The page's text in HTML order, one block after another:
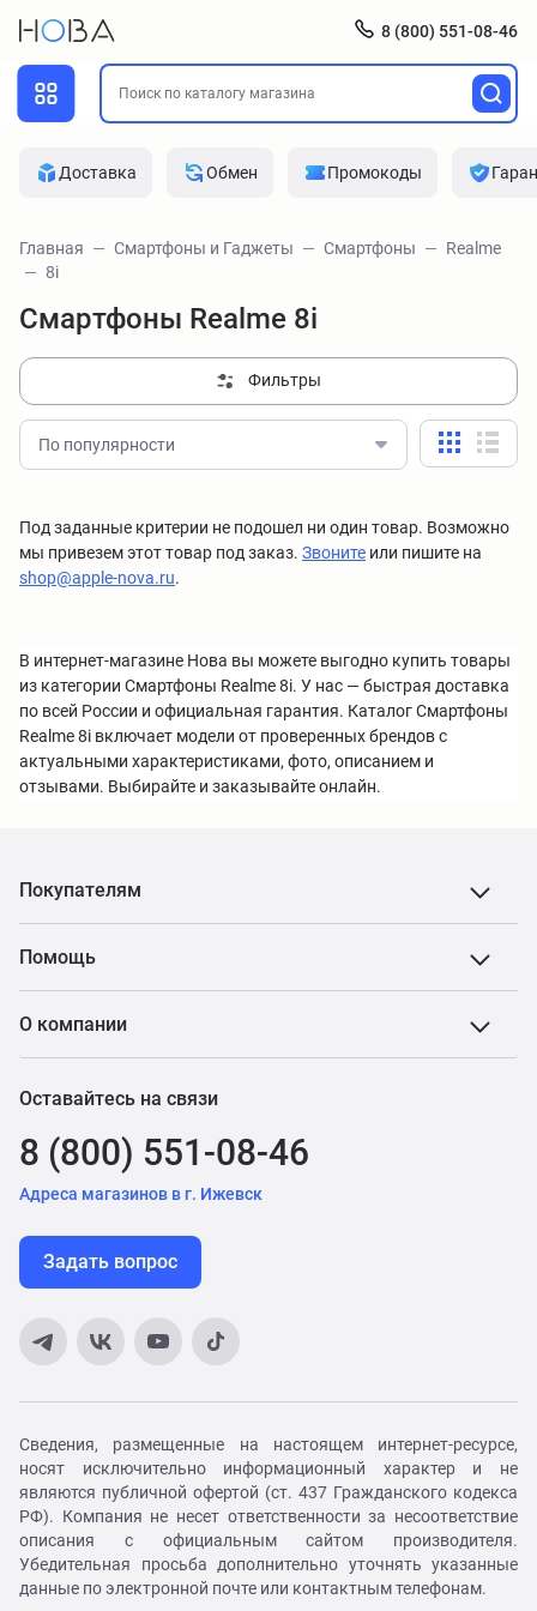
8 (800) 551-08-46
Доставка Обмен Промокоды
Главная Смартфоны и Гаджеты Смартфоны
Realme
8i
Смартфоны Realme 8i
Фильтры
По популярности
Под заданные критерии не подошел ни один товар. Возможно
мы привезем этот товар под заказ. Звоните или пишите на
shop@apple-nova.ru.
В интернет-магазине Нова вы можете выгодно купить товары
из категории Смартфоны Realme 8i. У нас — быстрая доставка
по всей России и официальная гарантия. Каталог Смартфоны
Realme 8i включает модели от проверенных брендов с
актуальными характеристиками, фото, описанием и
отзывами. Выбирайте и заказывайте онлайн.
Покупателям
Помощь
О компании
Оставайтесь на связи
8 (800) 551-08-46
Адреса магазинов в г. Ижевск
Задать вопрос
Сведения, размещенные на настоящем интернет-ресурсе,
носят исключительно информационный характер и не
являются публичной офертой (ст. 437 Гражданского кодекса
РФ). Компания не несет ответственности за несоответствие
описания с официальным сайтом производителя.
Убедительная просьба дополнительно уточнять указанные
данные по электронной почте или контактным телефонам.